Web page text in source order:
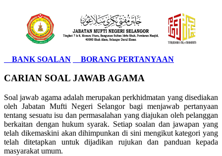
BANK SOALAN BORANG PERTANYAAN
CARIAN SOAL JAWAB AGAMA
Soal jawab agama adalah merupakan perkhidmatan yang disediakan
oleh Jabatan Mufti Negeri Selangor bagi menjawab pertanyaan
tentang sesuatu isu dan permasalahan yang diajukan oleh pelanggan
berkaitan dengan hukum syarak. Setiap soalan dan jawapan yang
telah dikemaskini akan dihimpunkan di sini mengikut kategori yang
telah ditetapkan untuk dijadikan rujukan dan panduan kepada
masyarakat umum.